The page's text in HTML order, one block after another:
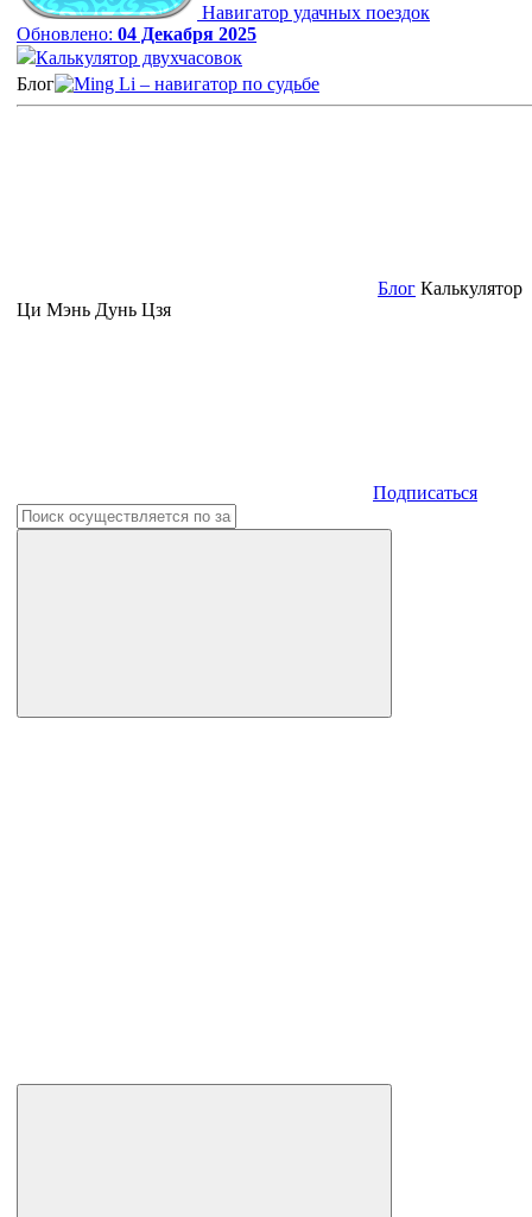
Навигатор удачных поездок
Обновлено: 04 Декабря 2025
Калькулятор двухчасовок
Блог
Блог Калькулятор
Ци Мэнь Дунь Цзя
Подписаться